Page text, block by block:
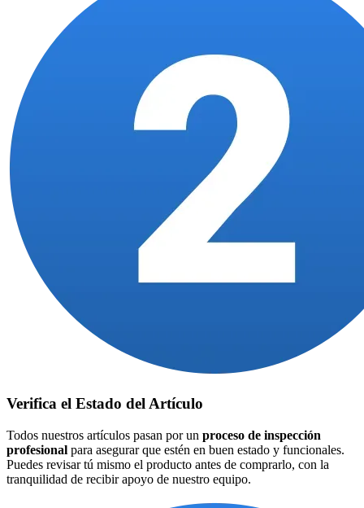
Verifica el Estado del Artículo
Todos nuestros artículos pasan por un proceso de inspección
profesional para asegurar que estén en buen estado y funcionales.
Puedes revisar tú mismo el producto antes de comprarlo, con la
tranquilidad de recibir apoyo de nuestro equipo.